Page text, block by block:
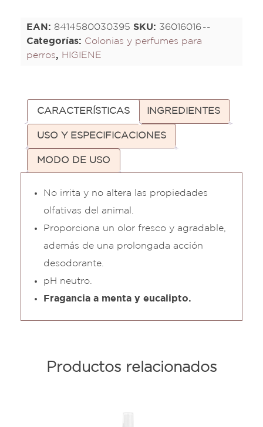
EAN: 8414580030395 SKU: 36016016
Categorías: Colonias y perfumes para
perros, HIGIENE
CARACTERÍSTICAS INGREDIENTES
USO Y ESPECIFICACIONES
MODO DE USO
No irrita y no altera las propiedades
olfativas del animal.
Proporciona un olor fresco y agradable,
además de una prolongada acción
desodorante.
pH neutro.
Fragancia a menta y eucalipto.
Productos relacionados